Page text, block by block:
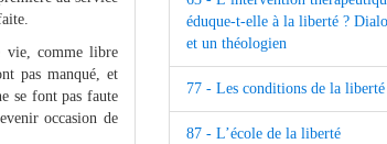
vie, comme libre
pas manqué, et
se font pas faute
occasion de
éduque-t-elle à la liberté ?
et un théologien
77 - Les conditions de la
87 - L’école de la liberté